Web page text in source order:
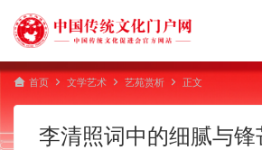
首页 文学艺术 艺苑赏析 正文
李清照词中的细腻与锋